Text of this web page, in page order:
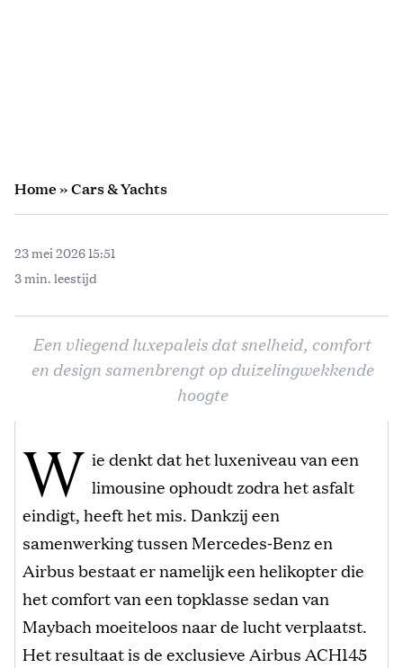
Home»Cars & Yachts
23 mei 2026 15:51
3 min. leestijd
Een vliegend luxepaleis dat snelheid, comfort
en design samenbrengt op duizelingwekkende
hoogte
W ie denkt dat het luxeniveau van een
limousine ophoudt zodra het asfalt
eindigt, heeft het mis. Dankzij een
samenwerking tussen Mercedes‑Benz en
Airbus bestaat er namelijk een helikopter die
het comfort van een topklasse sedan van
Maybach moeiteloos naar de lucht verplaatst.
Het resultaat is de exclusieve Airbus ACH145